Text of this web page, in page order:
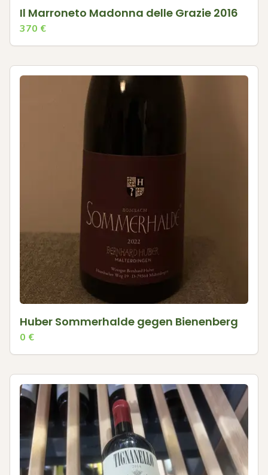
Il Marroneto Madonna delle Grazie 2016
370 €
Huber Sommerhalde gegen Bienenberg
0 €